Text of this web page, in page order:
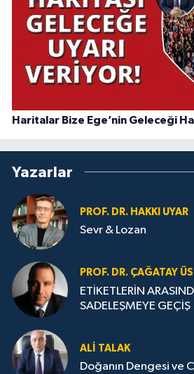
Haritalar Bize Ege’nin Geleceği
Yazarlar
PROF. DR. HAKKI UYAR
Sevr & Lozan
PROF. DR. ÇAĞATAY
ETİKETLERİN
SADELEŞMEYE GEÇİŞ
ALI TALAK
Doğanın Dengesi ve